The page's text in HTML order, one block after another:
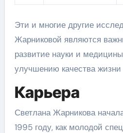
Эти и многие другие
Жарниковой являются
развитие науки и
улучшению качества
Карьера
Светлана Жарникова
1995 году, как молодой